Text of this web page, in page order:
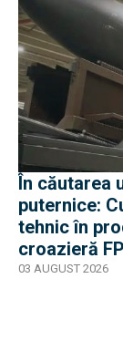
În căutarea
puternice:
tehnic în
croazieră
03 AUGUST 2026